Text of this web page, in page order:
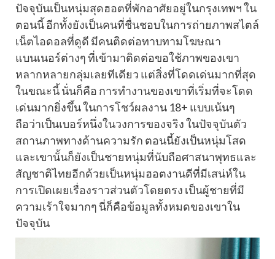
ปัจจุบันเป็นหนุ่มสุดฮอตที่พักอาศัยอยู่ในกรุงเทพฯ ใน
ตอนนี้ อีกทั้งยังเป็นคนที่ชื่นชอบในการถ่ายภาพสไตล์
เน็ตไอดอลที่ดูดี มีคนติดต่อทาบทามโฆษณา
แบนเนอร์ต่างๆ ที่เข้ามาติดต่อขอใช้ภาพของเขา
หลากหลายกลุ่มเลยทีเดียว แต่สิ่งที่โดดเด่นมากที่สุด
ในขณะนี้ นั่นก็คือ การทำงานของเขาที่เริ่มที่จะโดด
เด่นมากยิ่งขึ้น ในการโชว์ผลงาน 18+ แบบเน้นๆ
ถือว่าเป็นเบอร์หนึ่งในวงการของจริง ในปัจจุบันตัว
สถานภาพทางด้านความรัก ตอนนี้ยังเป็นหนุ่มโสด
และเขานั้นก็ยังเป็นชายหนุ่มที่นับถือศาสนาพุทธและ
สัญชาติไทยอีกด้วยเป็นหนุ่มฮอตงานดีที่มีเสน่ห์ใน
การเปิดเผยเรื่องราวส่วนตัวโดยตรง เป็นผู้ชายที่มี
ความเร้าใจมากๆ นี่ก็คือข้อมูลทั้งหมดของเขาใน
ปัจจุบัน